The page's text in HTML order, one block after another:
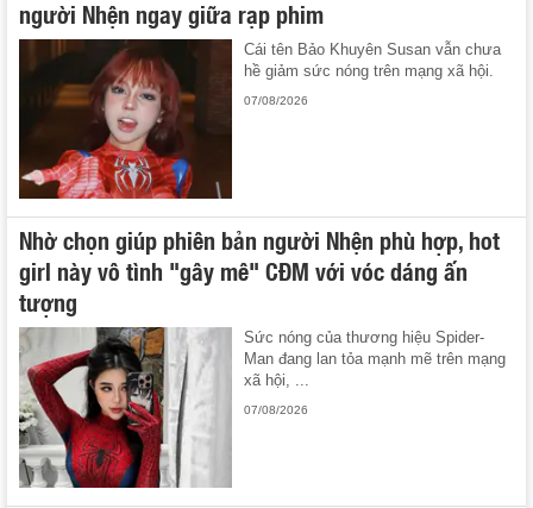
người Nhện ngay giữa rạp phim
Cái tên Bảo Khuyên Susan vẫn chưa
hề giảm sức nóng trên mạng xã hội.
07/08/2026
Nhờ chọn giúp phiên bản người Nhện phù hợp, hot
girl này vô tình "gây mê" CĐM với vóc dáng ấn
tượng
Sức nóng của thương hiệu Spider-
Man đang lan tỏa mạnh mẽ trên mạng
xã hội, ...
07/08/2026